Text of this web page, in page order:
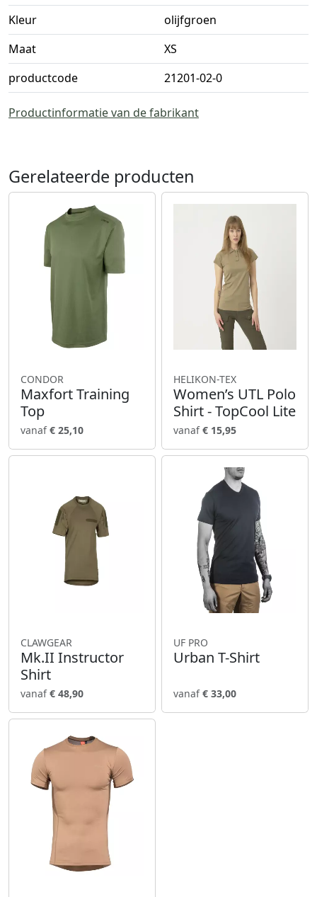
Kleur
olijfgroen
Maat
XS
productcode
21201-02-0
Productinformatie van de fabrikant
Gerelateerde producten
CONDOR
Maxfort Training
Top
vanaf€ 25,10
HELIKON-TEX
Women’s UTL Polo
Shirt - TopCool Lite
vanaf€ 15,95
CLAWGEAR
Mk.II Instructor
Shirt
vanaf€ 48,90
UF PRO
Urban T-Shirt
vanaf€ 33,00